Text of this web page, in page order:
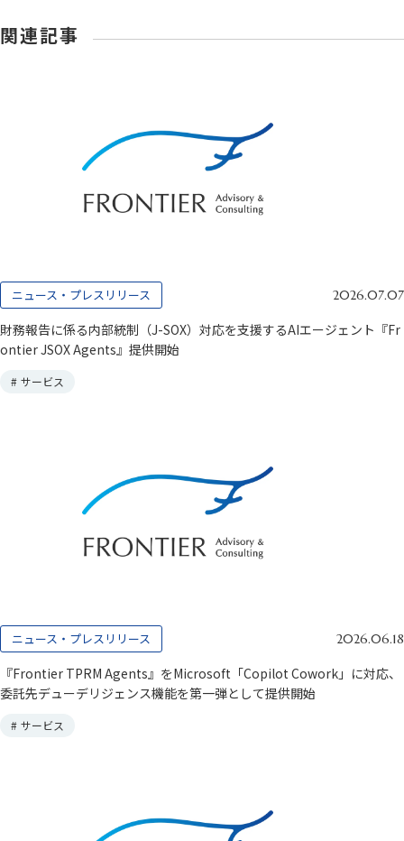
関連記事
ニュース・プレスリリース 2026.07.07
財務報告に係る内部統制（J-SOX）対応を支援するAIエージェント『Fr
ontier JSOX Agents』提供開始
# サービス
ニュース・プレスリリース 2026.06.18
『Frontier TPRM Agents』をMicrosoft「Copilot Cowork」に対応、
委託先デューデリジェンス機能を第一弾として提供開始
# サービス